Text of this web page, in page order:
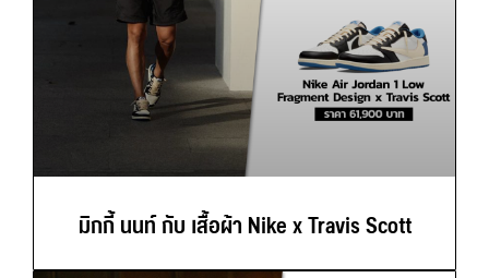
มิกกี้ นนท์ กับ เสื้อผ้า Nike x Travis Scott